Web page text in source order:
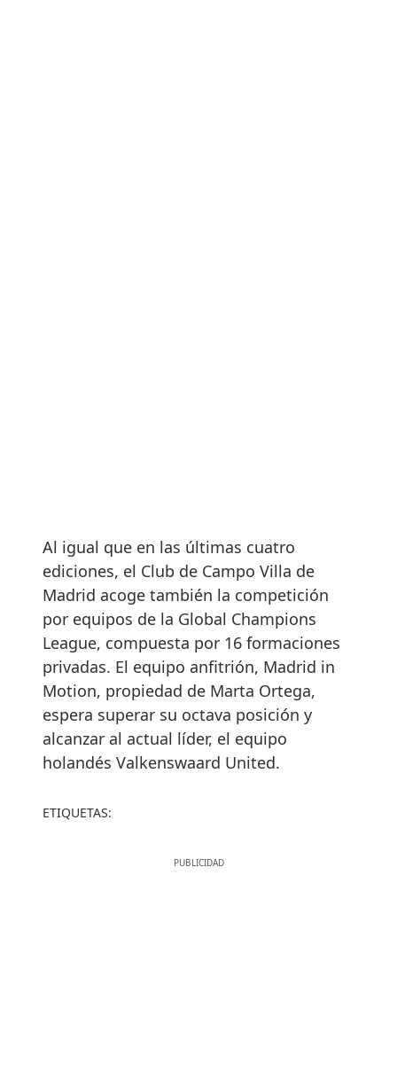
Al igual que en las últimas cuatro
ediciones, el Club de Campo Villa de
Madrid acoge también la competición
por equipos de la Global Champions
League, compuesta por 16 formaciones
privadas. El equipo anfitrión, Madrid in
Motion, propiedad de Marta Ortega,
espera superar su octava posición y
alcanzar al actual líder, el equipo
holandés Valkenswaard United.
ETIQUETAS: